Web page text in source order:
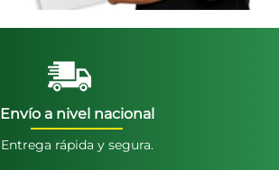
Envío a nivel nacional
Entrega rápida y segura.